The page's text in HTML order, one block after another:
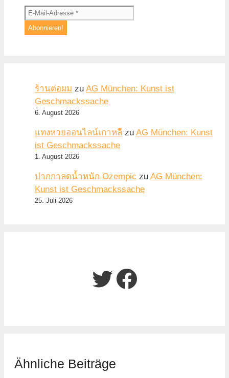
ร้านต่อผม zu AG München: Kunst ist
Geschmackssache
6. August 2026
แทงหวยออนไลน์เกาหลี zu AG München: Kunst
ist Geschmackssache
1. August 2026
ปากกาลดน้ำหนัก Ozempic zu AG München:
Kunst ist Geschmackssache
25. Juli 2026
Twitter
Facebook
Ähnliche Beiträge